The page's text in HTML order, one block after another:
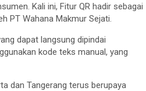
Kali ini, Fitur QR hadir sebagai
PT Wahana Makmur Sejati.
dapat langsung dipindai
kode teks manual, yang
dan Tangerang terus berupaya